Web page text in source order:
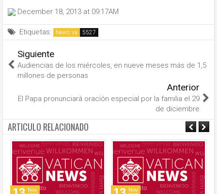
December 18, 2013 at 09:17AM
Etiquetas: News.va
Siguiente
Audiencias de los miércoles, en nueve meses más de 1,5
millones de personas
Anterior
El Papa pronunciará oración especial por la familia el 29
de diciembre
ARTICULO RELACIONADO
Nov Nov